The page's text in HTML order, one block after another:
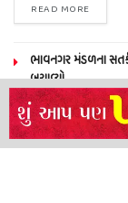
READ MORE
ભાવનગર મંડળના
બચાવ્યો
NEERAJ
REMO D’SOUZA
ધારી પત્રકાર સંઘ –